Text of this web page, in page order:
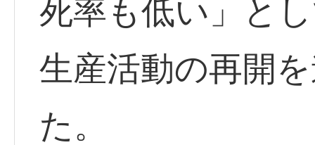
死率も低い」と
生産活動の再開
た。